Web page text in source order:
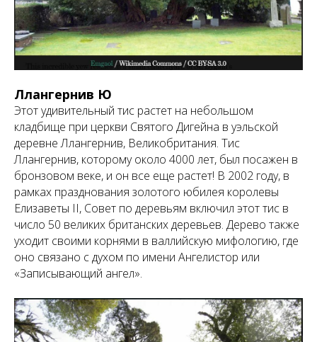
Ллангернив Ю
Этот удивительный тис растет на небольшом
кладбище при церкви Святого Дигейна в уэльской
деревне Ллангернив, Великобритания. Тис
Ллангернив, которому около 4000 лет, был посажен в
бронзовом веке, и он все еще растет! В 2002 году, в
рамках празднования золотого юбилея королевы
Елизаветы II, Совет по деревьям включил этот тис в
число 50 великих британских деревьев. Дерево также
уходит своими корнями в валлийскую мифологию, где
оно связано с духом по имени Ангелистор или
«Записывающий ангел».